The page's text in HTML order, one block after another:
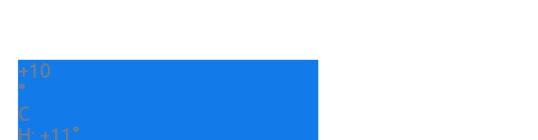
i
+10
°
C
H: +11°